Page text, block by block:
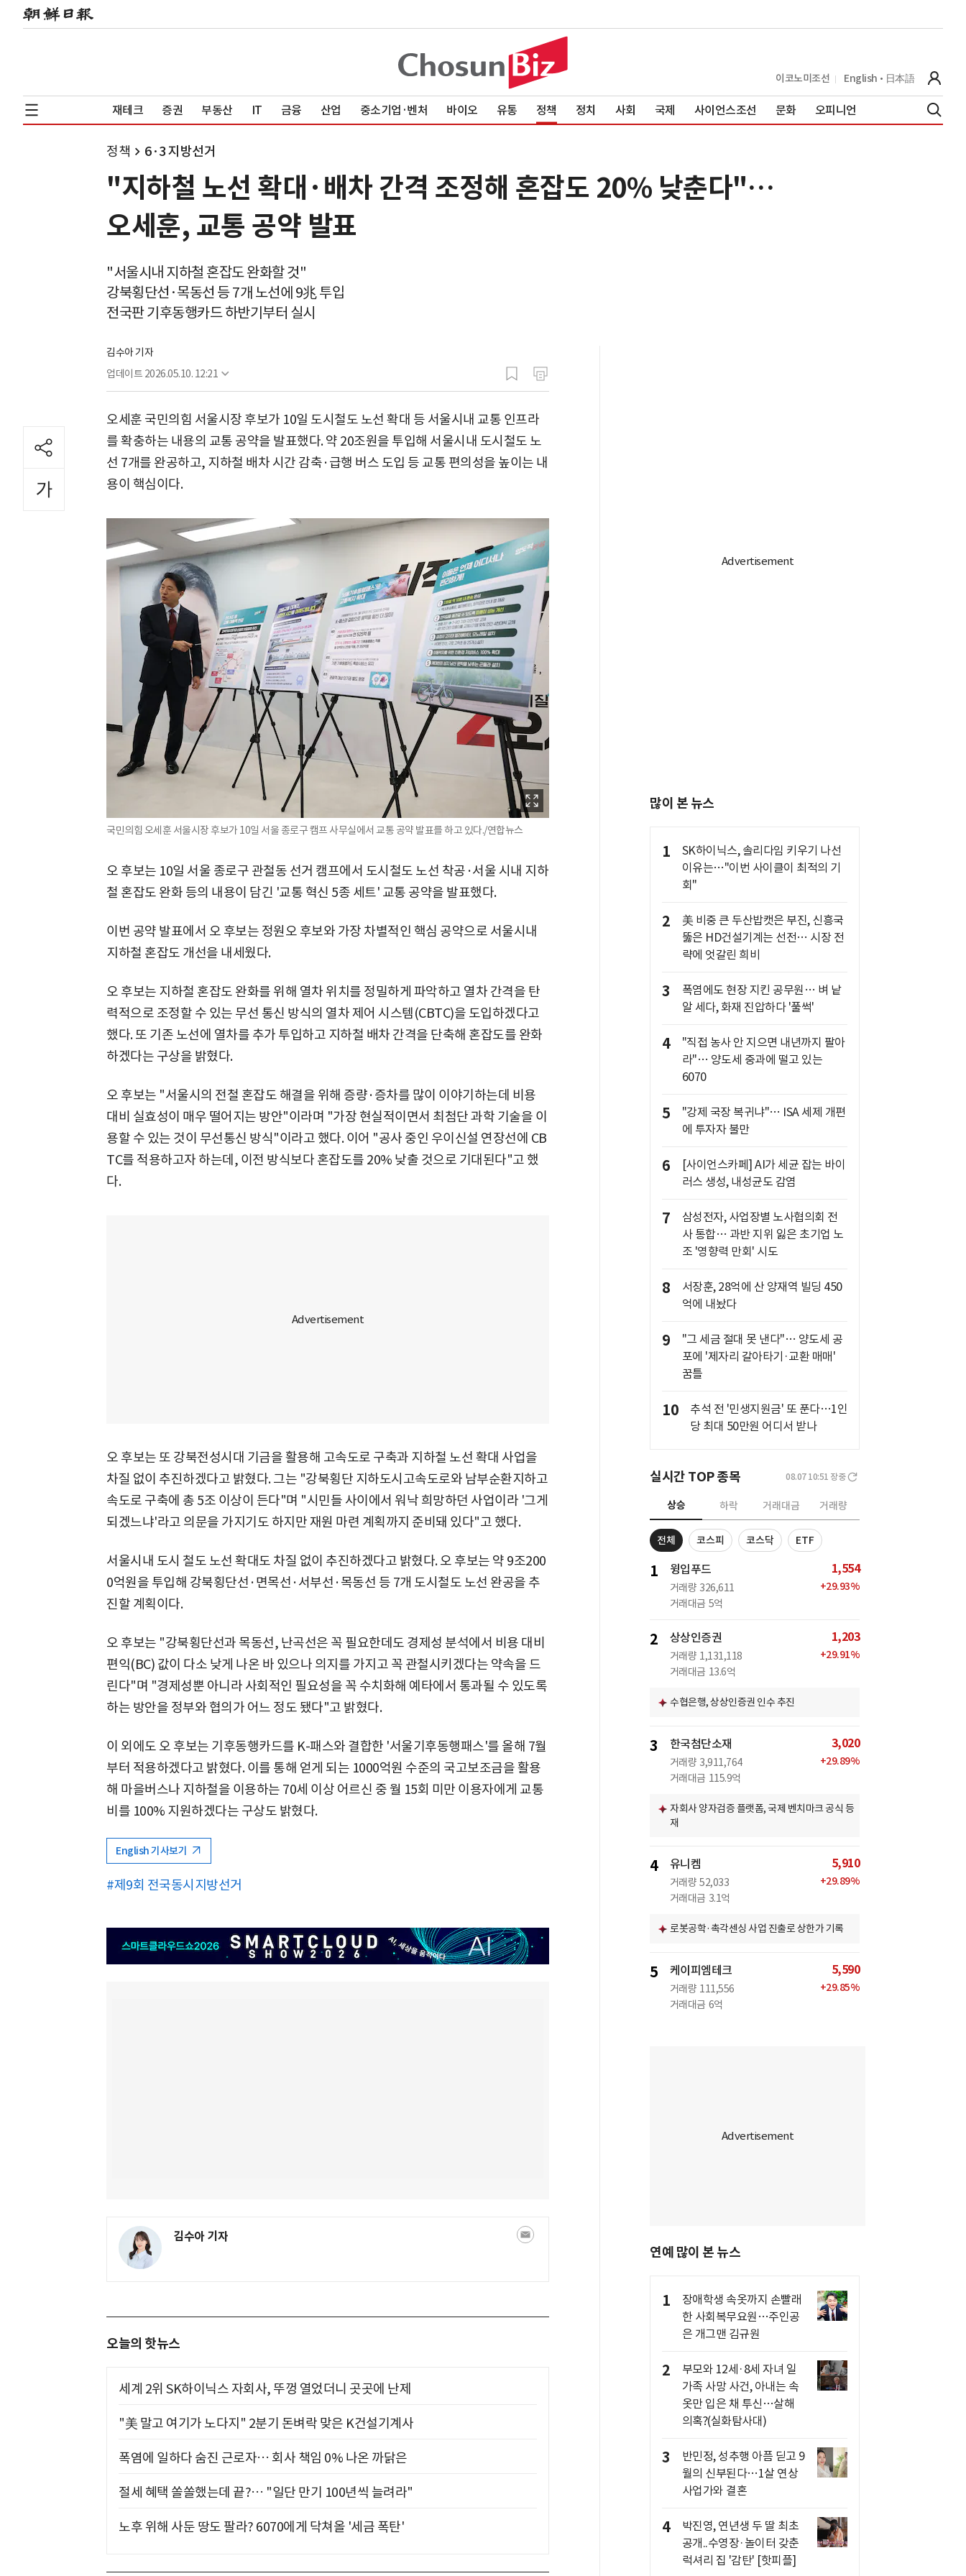
이코노미조선 English 日本語
재테크 증권 부동산 IT 금융 산업 중소기업·벤처 바이오 유통 정책 정치 사회 국제 사이언스조선 문화 오피니언
정책 6·3 지방선거
"지하철 노선 확대·배차 간격 조정해 혼잡도 20% 낮춘다"…
오세훈, 교통 공약 발표
"서울시내 지하철 혼잡도 완화할 것"
강북횡단선·목동선 등 7개 노선에 9兆 투입
전국판 기후동행카드 하반기부터 실시
김수아 기자
업데이트 2026.05.10. 12:21
오세훈 국민의힘 서울시장 후보가 10일 도시철도 노선 확대 등 서울시내 교통 인프라
를 확충하는 내용의 교통 공약을 발표했다. 약 20조원을 투입해 서울시내 도시철도 노
선 7개를 완공하고, 지하철 배차 시간 감축·급행 버스 도입 등 교통 편의성을 높이는 내
용이 핵심이다.
국민의힘 오세훈 서울시장 후보가 10일 서울 종로구 캠프 사무실에서 교통 공약 발표를 하고 있다./연합뉴스
오 후보는 10일 서울 종로구 관철동 선거 캠프에서 도시철도 노선 착공·서울 시내 지하
철 혼잡도 완화 등의 내용이 담긴 '교통 혁신 5종 세트' 교통 공약을 발표했다.
이번 공약 발표에서 오 후보는 정원오 후보와 가장 차별적인 핵심 공약으로 서울시내
지하철 혼잡도 개선을 내세웠다.
오 후보는 지하철 혼잡도 완화를 위해 열차 위치를 정밀하게 파악하고 열차 간격을 탄
력적으로 조정할 수 있는 무선 통신 방식의 열차 제어 시스템(CBTC)을 도입하겠다고
했다. 또 기존 노선에 열차를 추가 투입하고 지하철 배차 간격을 단축해 혼잡도를 완화
하겠다는 구상을 밝혔다.
오 후보는 "서울시의 전철 혼잡도 해결을 위해 증량·증차를 많이 이야기하는데 비용
대비 실효성이 매우 떨어지는 방안"이라며 "가장 현실적이면서 최첨단 과학 기술을 이
용할 수 있는 것이 무선통신 방식"이라고 했다. 이어 "공사 중인 우이신설 연장선에 CB
TC를 적용하고자 하는데, 이전 방식보다 혼잡도를 20% 낮출 것으로 기대된다"고 했
다.
오 후보는 또 강북전성시대 기금을 활용해 고속도로 구축과 지하철 노선 확대 사업을
차질 없이 추진하겠다고 밝혔다. 그는 "강북횡단 지하도시고속도로와 남부순환지하고
속도로 구축에 총 5조 이상이 든다"며 "시민들 사이에서 워낙 희망하던 사업이라 '그게
되겠느냐'라고 의문을 가지기도 하지만 재원 마련 계획까지 준비돼 있다"고 했다.
서울시내 도시 철도 노선 확대도 차질 없이 추진하겠다고 밝혔다. 오 후보는 약 9조200
0억원을 투입해 강북횡단선·면목선·서부선·목동선 등 7개 도시철도 노선 완공을 추
진할 계획이다.
오 후보는 "강북횡단선과 목동선, 난곡선은 꼭 필요한데도 경제성 분석에서 비용 대비
편익(BC) 값이 다소 낮게 나온 바 있으나 의지를 가지고 꼭 관철시키겠다는 약속을 드
린다"며 "경제성뿐 아니라 사회적인 필요성을 꼭 수치화해 예타에서 통과될 수 있도록
하는 방안을 정부와 협의가 어느 정도 됐다"고 밝혔다.
이 외에도 오 후보는 기후동행카드를 K-패스와 결합한 '서울기후동행패스'를 올해 7월
부터 적용하겠다고 밝혔다. 이를 통해 얻게 되는 1000억원 수준의 국고보조금을 활용
해 마을버스나 지하철을 이용하는 70세 이상 어르신 중 월 15회 미만 이용자에게 교통
비를 100% 지원하겠다는 구상도 밝혔다.
English 기사보기
#제9회 전국동시지방선거
김수아 기자
오늘의 핫뉴스
세계 2위 SK하이닉스 자회사, 뚜껑 열었더니 곳곳에 난제
"美 말고 여기가 노다지" 2분기 돈벼락 맞은 K건설기계사
폭염에 일하다 숨진 근로자… 회사 책임 0% 나온 까닭은
절세 혜택 쏠쏠했는데 끝?… "일단 만기 100년씩 늘려라"
노후 위해 사둔 땅도 팔라? 6070에게 닥쳐올 '세금 폭탄'
많이 본 뉴스
1
SK하이닉스, 솔리다임 키우기 나선
이유는…"이번 사이클이 최적의 기
회"
2
美 비중 큰 두산밥캣은 부진, 신흥국
뚫은 HD건설기계는 선전… 시장 전
략에 엇갈린 희비
3
폭염에도 현장 지킨 공무원… 벼 낱
알 세다, 화재 진압하다 '풀썩'
4
"직접 농사 안 지으면 내년까지 팔아
라"… 양도세 중과에 떨고 있는
6070
5
"강제 국장 복귀냐"… ISA 세제 개편
에 투자자 불만
6
[사이언스카페] AI가 세균 잡는 바이
러스 생성, 내성균도 감염
7
삼성전자, 사업장별 노사협의회 전
사 통합… 과반 지위 잃은 초기업 노
조 '영향력 만회' 시도
8
서장훈, 28억에 산 양재역 빌딩 450
억에 내놨다
9
"그 세금 절대 못 낸다"… 양도세 공
포에 '제자리 갈아타기·교환 매매'
꿈틀
10
추석 전 '민생지원금' 또 푼다…1인
당 최대 50만원 어디서 받나
실시간 TOP 종목 08.07 10:51 장중
상승 하락 거래대금 거래량
전체 코스피 코스닥 ETF
1 윙입푸드
거래량 326,611
거래대금 5억
1,554
+29.93%
2 상상인증권
거래량 1,131,118
거래대금 13.6억
1,203
+29.91%
수협은행, 상상인증권 인수 추진
3 한국첨단소재
거래량 3,911,764
거래대금 115.9억
3,020
+29.89%
자회사 양자검증 플랫폼, 국제 벤치마크 공식 등
재
4 유니켐
거래량 52,033
거래대금 3.1억
5,910
+29.89%
로봇공학·촉각센싱 사업 진출로 상한가 기록
5 케이피엠테크
거래량 111,556
거래대금 6억
5,590
+29.85%
연예 많이 본 뉴스
1
장애학생 속옷까지 손빨래
한 사회복무요원…주인공
은 개그맨 김규원
2
부모와 12세·8세 자녀 일
가족 사망 사건, 아내는 속
옷만 입은 채 투신…살해
의혹?(실화탐사대)
3
반민정, 성추행 아픔 딛고 9
월의 신부된다…1살 연상
사업가와 결혼
4
박진영, 연년생 두 딸 최초
공개..수영장·놀이터 갖춘
럭셔리 집 '감탄' [핫피플]